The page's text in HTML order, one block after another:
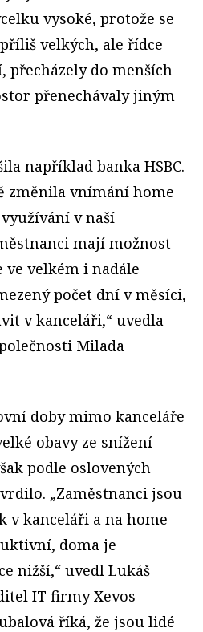
vysoké, protože se
velkých, ale řídce
přecházely do menších
přenechávaly jiným
například banka HSBC.
změnila vnímání home
v naší
mají možnost
velkém i nadále
počet dní v měsíci,
v kanceláři,“ uvedla
Milada
doby mimo kanceláře
obavy ze snížení
podle oslovených
„Zaměstnanci jsou
v kanceláři a na home
doma je
nižší,“ uvedl Lukáš
IT firmy Xevos
říká, že jsou lidé